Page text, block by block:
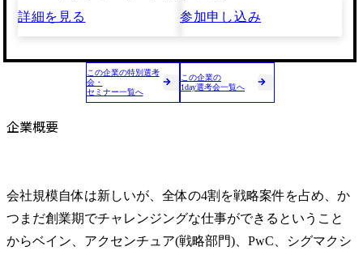
詳細を見る
参加申し込み
この企業の特別選考
会・
セミナー一覧へ
この企業の
1day選考会一覧へ
企業概要
会社規模自体は新しいが、全体の4割を戦略案件を占め、か
つまだ創業期でチャレンジングな仕事ができるということ
からベイン、アクセンチュア(戦略部門)、PwC、シグマクシ